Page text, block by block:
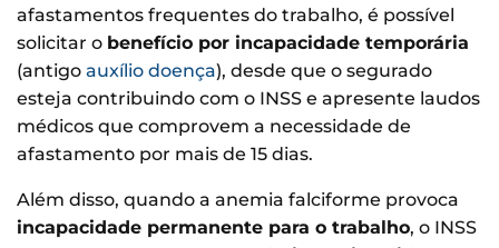
afastamentos frequentes do trabalho, é possível
solicitar o benefício por incapacidade temporária
(antigo auxílio doença), desde que o segurado
esteja contribuindo com o INSS e apresente laudos
médicos que comprovem a necessidade de
afastamento por mais de 15 dias.
Além disso, quando a anemia falciforme provoca
incapacidade permanente para o trabalho, o INSS